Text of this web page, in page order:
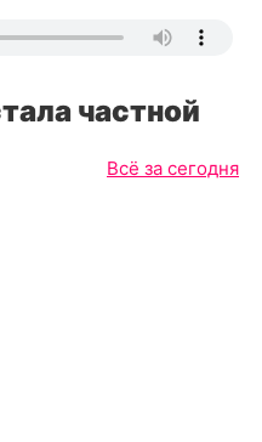
частной
Всё за сегодня